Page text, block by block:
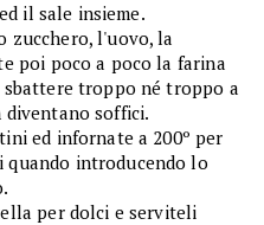
il sale insieme.
zucchero, l'uovo, la
poi poco a poco la farina
troppo né troppo a
soffici.
ed infornate a 200º per
quando introducendo lo
per dolci e serviteli